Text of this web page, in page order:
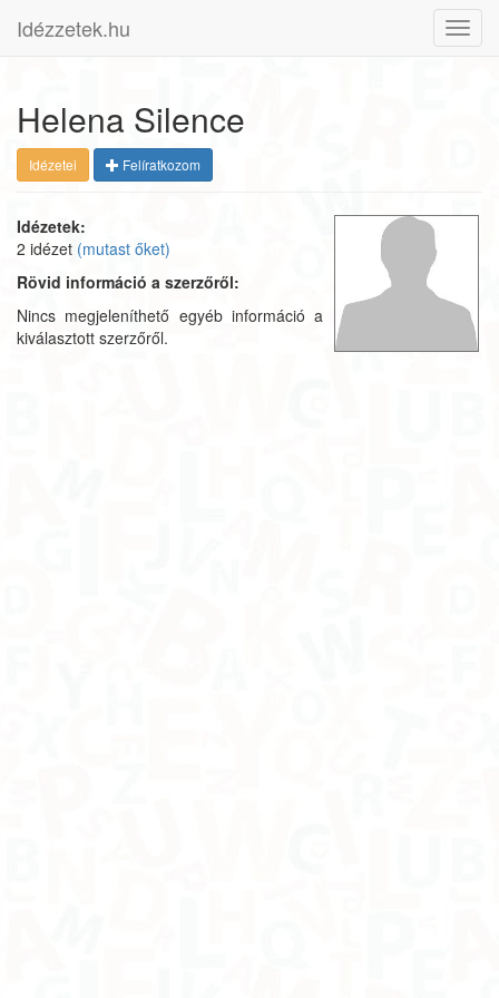
Idézzetek.hu
Helena Silence
Idézetei Felíratkozom
Idézetek:
2 idézet (mutast őket)
Rövid információ a szerzőről:
Nincs megjeleníthető egyéb információ a
kiválasztott szerzőről.